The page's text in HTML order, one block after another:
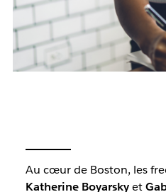
Au cœur de Boston, les
Katherine Boyarskyet